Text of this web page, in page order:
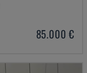
85.000 €